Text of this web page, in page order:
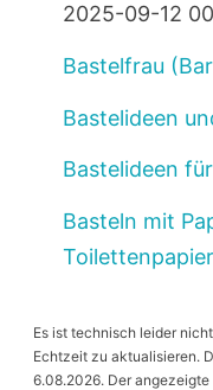
2025-09-12
Bastelfrau
Bastelideen
Bastelideen
Basteln mit
Es ist technisch leider
Echtzeit zu aktualisieren.
6.08.2026. Der